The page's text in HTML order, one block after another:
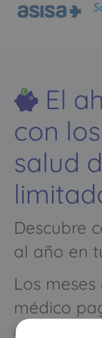
El
con
salud
Descubre
al año en
Los
médico
cuando